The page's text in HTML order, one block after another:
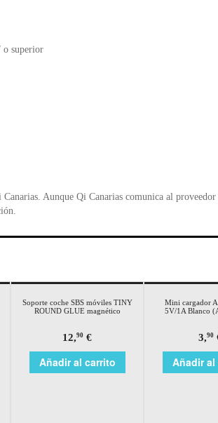
o superior
Aunque Qi Canarias comunica al
Soporte coche SBS móviles TINY
ROUND GLUE magnético
12,90 €
Añadir al carrito
Mini cargador
5V/1A Blanco
3,90
Añadir